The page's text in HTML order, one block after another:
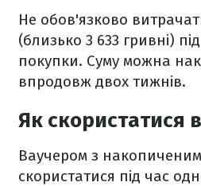
Не обов'язково
(близько 3 633 гривні)
покупки. Суму можна
впродовж двох тижнів.
Як скористатися
Ваучером з
скористатися під час